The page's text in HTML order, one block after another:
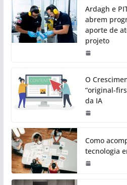
Ardagh e
abrem
aporte de
projeto
O
“original-
da IA
Como
tecnologia